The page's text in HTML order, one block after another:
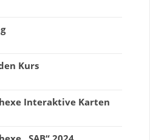
Kurs
Interaktive Karten